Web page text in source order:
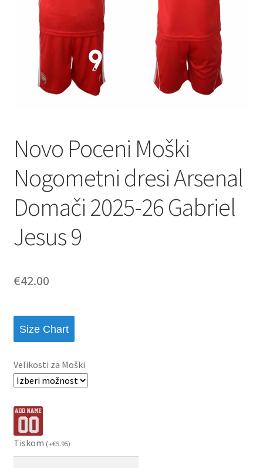
Novo Poceni Moški
Nogometni dresi Arsenal
Domači 2025-26 Gabriel
Jesus 9
€42.00
Size Chart
Velikosti za Moški
Tiskom (+€5.95)